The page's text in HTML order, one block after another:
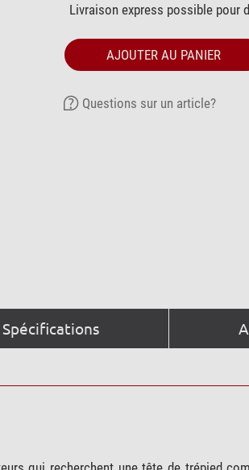
Livraison express possible pour
AJOUTER AU PANIER
Questions sur un article?
Spécifications